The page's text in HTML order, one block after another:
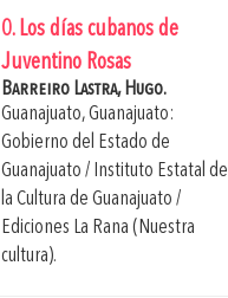
0. Los días cubanos de
Juventino Rosas
Barreiro Lastra, Hugo.
Guanajuato, Guanajuato:
Gobierno del Estado de
Guanajuato / Instituto Estatal de
la Cultura de Guanajuato /
Ediciones La Rana (Nuestra
cultura).